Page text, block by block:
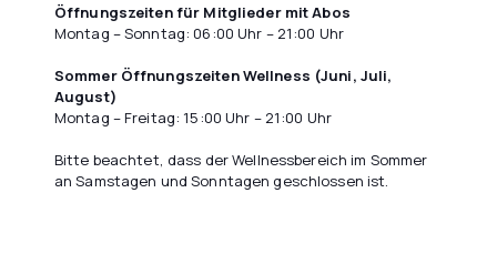
Öffnungszeiten für Mitglieder mit Abos
Montag – Sonntag: 06:00 Uhr – 21:00 Uhr
Sommer Öffnungszeiten Wellness (Juni, Juli,
August)
‍Montag – Freitag: 15:00 Uhr – 21:00 Uhr
Bitte beachtet, dass der Wellnessbereich im Sommer
an Samstagen und Sonntagen geschlossen ist.